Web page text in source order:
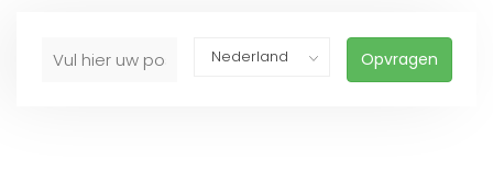
Opvragen